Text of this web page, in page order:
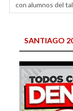
con alumnos del
SANTIAGO